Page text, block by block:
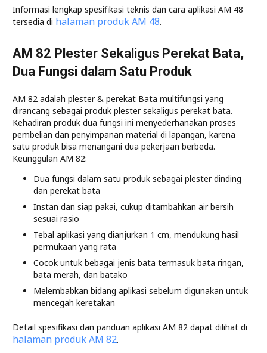
Informasi lengkap spesifikasi teknis dan cara aplikasi AM 48
tersedia di halaman produk AM 48.
AM 82 Plester Sekaligus Perekat Bata,
Dua Fungsi dalam Satu Produk
AM 82 adalah plester & perekat Bata multifungsi yang
dirancang sebagai produk plester sekaligus perekat bata.
Kehadiran produk dua fungsi ini menyederhanakan proses
pembelian dan penyimpanan material di lapangan, karena
satu produk bisa menangani dua pekerjaan berbeda.
Keunggulan AM 82:
Dua fungsi dalam satu produk sebagai plester dinding
dan perekat bata
Instan dan siap pakai, cukup ditambahkan air bersih
sesuai rasio
Tebal aplikasi yang dianjurkan 1 cm, mendukung hasil
permukaan yang rata
Cocok untuk bebagai jenis bata termasuk bata ringan,
bata merah, dan batako
Melembabkan bidang aplikasi sebelum digunakan untuk
mencegah keretakan
Detail spesifikasi dan panduan aplikasi AM 82 dapat dilihat di
halaman produk AM 82.